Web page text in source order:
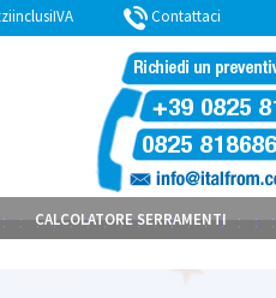
Contattaci
CALCOLATORE SERRAMENTI